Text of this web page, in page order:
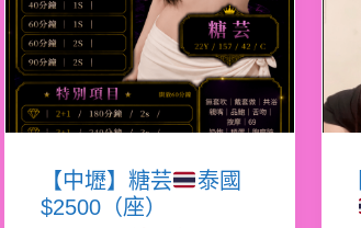
【中壢】糖芸
泰國
$2500（座）